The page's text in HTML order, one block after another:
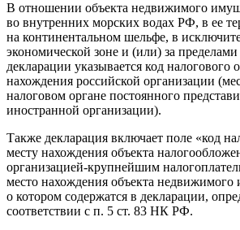
В отношении объекта недвижимого
во внутренних морских водах РФ, в ее
на континентальном шельфе, в
экономической зоне и (или) за
декларации указывается код налогового
нахождения российской организации
налоговом органе постоянного
иностранной организации).
Также декларация включает поле «код
месту нахождения объекта
организацией-крупнейшим
место нахождения объекта недвижимого
о котором содержатся в декларации,
соответствии с п. 5 ст. 83 НК РФ.